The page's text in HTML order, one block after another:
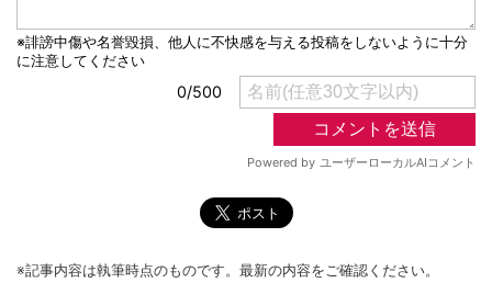
※記事内容は執筆時点のものです。最新の内容をご確認ください。